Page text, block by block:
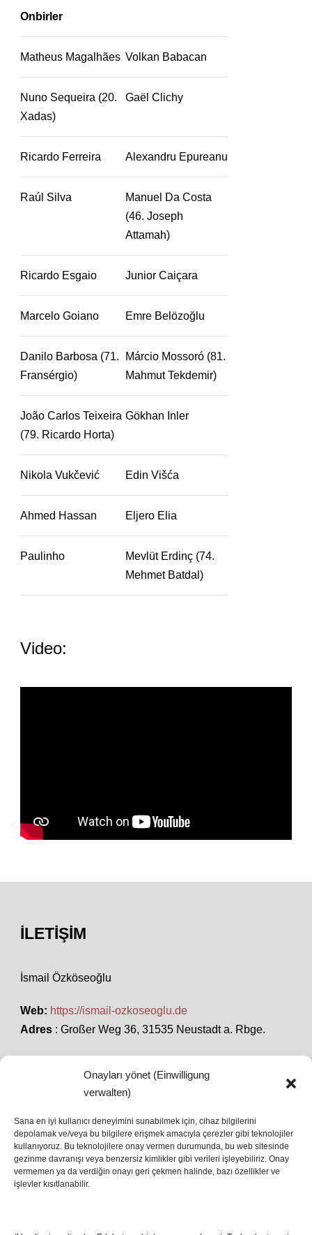
Onayları yönet (Einwilligung
verwalten)
Sana en iyi kullanıcı deneyimini sunabilmek için, cihaz bilgilerini
depolamak ve/veya bu bilgilere erişmek amacıyla çerezler gibi teknolojiler
kullanıyoruz. Bu teknolojilere onay vermen durumunda, bu web sitesinde
gezinme davranışı veya benzersiz kimlikler gibi verileri işleyebiliriz. Onay
vermemen ya da verdiğin onayı geri çekmen halinde, bazı özellikler ve
işlevler kısıtlanabilir.
Onbirler
Matheus Magalhães Volkan Babacan
Nuno Sequeira (20.
Xadas)
Gaël Clichy
Ricardo Ferreira Alexandru Epureanu
Raúl Silva
Manuel Da Costa
(46. Joseph
Attamah)
Ricardo Esgaio Junior Caiçara
Marcelo Goiano Emre Belözoğlu
Danilo Barbosa (71.
Fransérgio)
Márcio Mossoró (81.
Mahmut Tekdemir)
João Carlos Teixeira
(79. Ricardo Horta)
Gökhan Inler
Nikola Vukčević Edin Višća
Ahmed Hassan Eljero Elia
Paulinho
Mevlüt Erdinç (74.
Mehmet Batdal)
Video:
İLETIŞIM
İsmail Özköseoğlu
Web: https://ismail-ozkoseoglu.de
Adres : Großer Weg 36, 31535 Neustadt a. Rbge.
SON HABERLER
İstanbul’da Avrupa Ligi Finali: Freiburg ve Aston
Villa Boğaz’da Tarih Yazmaya Hazırlanıyor
08 May 2026